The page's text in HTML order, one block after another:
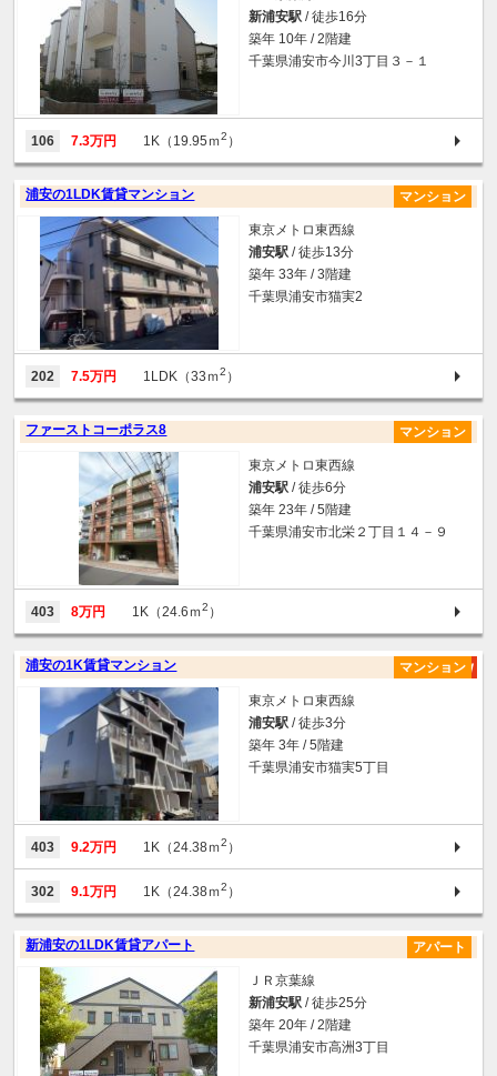
新浦安駅 / 徒歩16分
築年 10年 / 2階建
千葉県浦安市今川3丁目３－１
106 7.3万円 1K（19.95ｍ2 ）
浦安の1LDK賃貸マンション マンション
東京メトロ東西線
浦安駅 / 徒歩13分
築年 33年 / 3階建
千葉県浦安市猫実2
202 7.5万円 1LDK（33ｍ2 ）
ファーストコーポラス8 マンション
東京メトロ東西線
浦安駅 / 徒歩6分
築年 23年 / 5階建
千葉県浦安市北栄２丁目１４－９
403 8万円 1K（24.6ｍ2 ）
浦安の1K賃貸マンション マンション
東京メトロ東西線
浦安駅 / 徒歩3分
築年 3年 / 5階建
千葉県浦安市猫実5丁目
403 9.2万円 1K（24.38ｍ2 ）
302 9.1万円 1K（24.38ｍ2 ）
新浦安の1LDK賃貸アパート アパート
ＪＲ京葉線
新浦安駅 / 徒歩25分
築年 20年 / 2階建
千葉県浦安市高洲3丁目